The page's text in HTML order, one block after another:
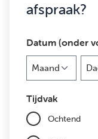
afspraak?
Datum (onder
Tijdvak
Ochtend